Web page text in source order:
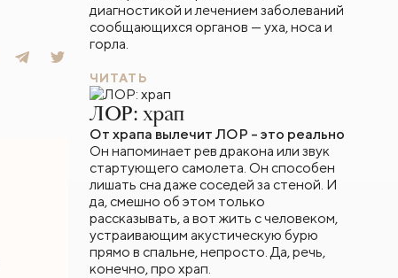
диагностикой и лечением заболеваний
сообщающихся органов — уха, носа и
горла.
ЧИТАТЬ
ЛОР: храп
От храпа вылечит ЛОР – это реально
Он напоминает рев дракона или звук
стартующего самолета. Он способен
лишать сна даже соседей за стеной. И
да, смешно об этом только
рассказывать, а вот жить с человеком,
устраивающим акустическую бурю
прямо в спальне, непросто. Да, речь,
конечно, про храп.